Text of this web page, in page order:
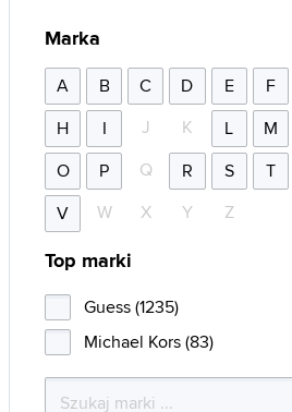
Marka
A B C D E F
H
I J K L M
O
P Q R S T
V
W X Y Z
Top marki
Guess (1235)
Michael Kors (83)